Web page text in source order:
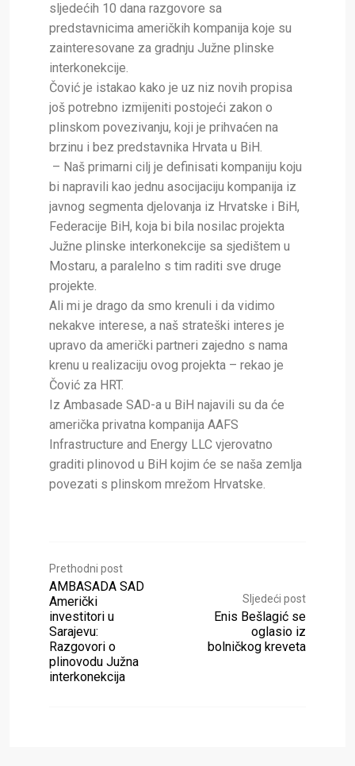
sljedećih 10 dana razgovore sa
predstavnicima američkih kompanija koje su
zainteresovane za gradnju Južne plinske
interkonekcije.
Čović je istakao kako je uz niz novih propisa
još potrebno izmijeniti postojeći zakon o
plinskom povezivanju, koji je prihvaćen na
brzinu i bez predstavnika Hrvata u BiH.
– Naš primarni cilj je definisati kompaniju koju
bi napravili kao jednu asocijaciju kompanija iz
javnog segmenta djelovanja iz Hrvatske i BiH,
Federacije BiH, koja bi bila nosilac projekta
Južne plinske interkonekcije sa sjedištem u
Mostaru, a paralelno s tim raditi sve druge
projekte.
Ali mi je drago da smo krenuli i da vidimo
nekakve interese, a naš strateški interes je
upravo da američki partneri zajedno s nama
krenu u realizaciju ovog projekta – rekao je
Čović za HRT.
Iz Ambasade SAD-a u BiH najavili su da će
američka privatna kompanija AAFS
Infrastructure and Energy LLC vjerovatno
graditi plinovod u BiH kojim će se naša zemlja
povezati s plinskom mrežom Hrvatske.
Prethodni post
AMBASADA SAD
Američki
investitori u
Sarajevu:
Razgovori o
plinovodu Južna
interkonekcija
Sljedeći post
Enis Bešlagić se
oglasio iz
bolničkog kreveta